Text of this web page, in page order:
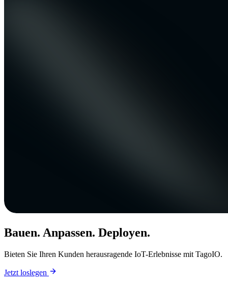
Bauen. Anpassen. Deployen.
Bieten Sie Ihren Kunden herausragende IoT-Erlebnisse mit TagoIO.
Jetzt loslegen